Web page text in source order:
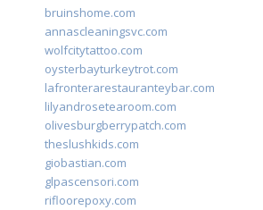
bruinshome.com
annascleaningsvc.com
wolfcitytattoo.com
oysterbayturkeytrot.com
lafronterarestauranteybar.com
lilyandrosetearoom.com
olivesburgberrypatch.com
theslushkids.com
giobastian.com
glpascensori.com
rifloorepoxy.com